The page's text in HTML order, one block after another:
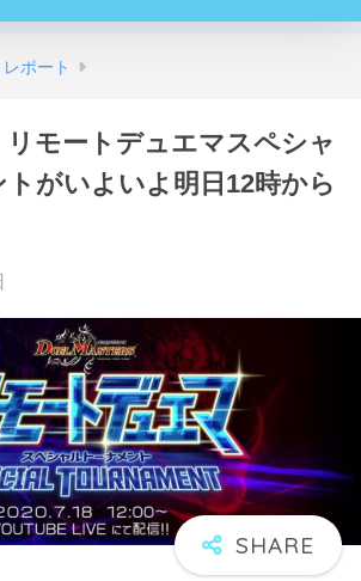
ポート
リモートデュエマスペシャ
がいよいよ明日12時から